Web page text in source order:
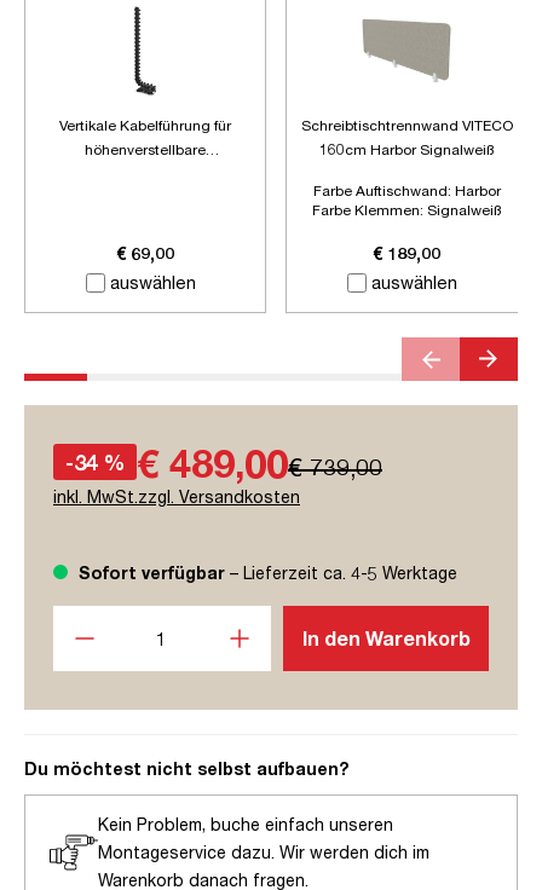
auswählen
Vertikale Kabelführung für
höhenverstellbare
€ 69,00
auswählen
Schreibtischtrennwand VITECO
160cm Harbor Signalweiß
Farbe Auftischwand: Harbor
Farbe Klemmen: Signalweiß
€ 189,00
-34 % € 489,00€ 739,00
inkl. MwSt.zzgl. Versandkosten
Sofort verfügbar – Lieferzeit ca. 4-5 Werktage
In den Warenkorb
Du möchtest nicht selbst aufbauen?
Kein Problem, buche einfach unseren
Montageservice dazu. Wir werden dich im
Warenkorb danach fragen.